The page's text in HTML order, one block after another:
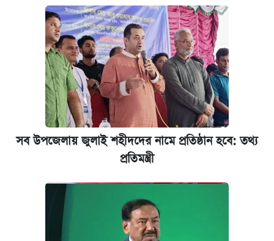
আজ শুক্রবার রাজধানীর যেসব মার্কেট-দোকানপাট
কবে শুরু হচ্ছে ঢাবির ভর্তি আবেদন, জানাল কর্তৃপক্ষ
নবম পে স্কেল বাস্তবায়ন চূড়ান্ত পর্যায়ে, যা জানালেন
অর্থমন্ত্রী
জুলাই স্মৃতি জাদুঘরে যেতে টিকিট কাটবেন যেভাবে
যুক্তরাষ্ট্র থেকে আরও ২৩ বাংলাদেশিকে দেশে
ফেরত পাঠানো হলো
সব উপজেলায় জুলাই শহীদদের নামে প্রতিষ্ঠান হবে: তথ্য
প্রতিমন্ত্রী